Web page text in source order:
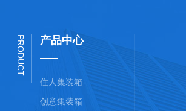
PRODUCT 产品中心
住人集装箱
创意集装箱